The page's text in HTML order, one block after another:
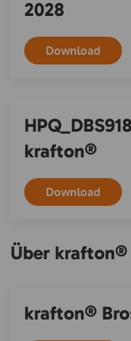
2028
Download
krafton®
Download
Über krafton®
krafton®